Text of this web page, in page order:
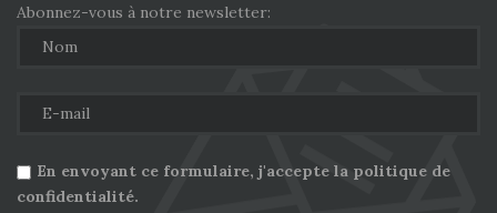
Abonnez-vous à notre newsletter:
En envoyant ce formulaire, j'accepte la politique de
confidentialité.